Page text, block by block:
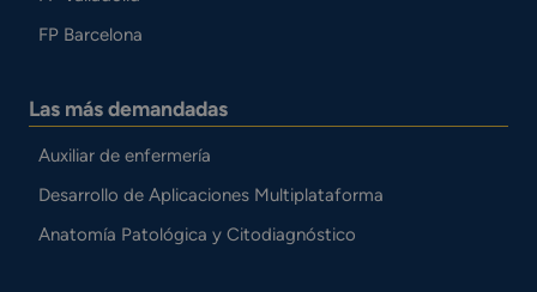
FP Barcelona
Las más demandadas
Auxiliar de enfermería
Desarrollo de Aplicaciones Multiplataforma
Anatomía Patológica y Citodiagnóstico